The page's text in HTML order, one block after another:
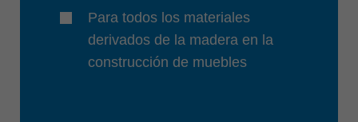
Para todos los materiales
derivados de la madera en la
construcción de muebles